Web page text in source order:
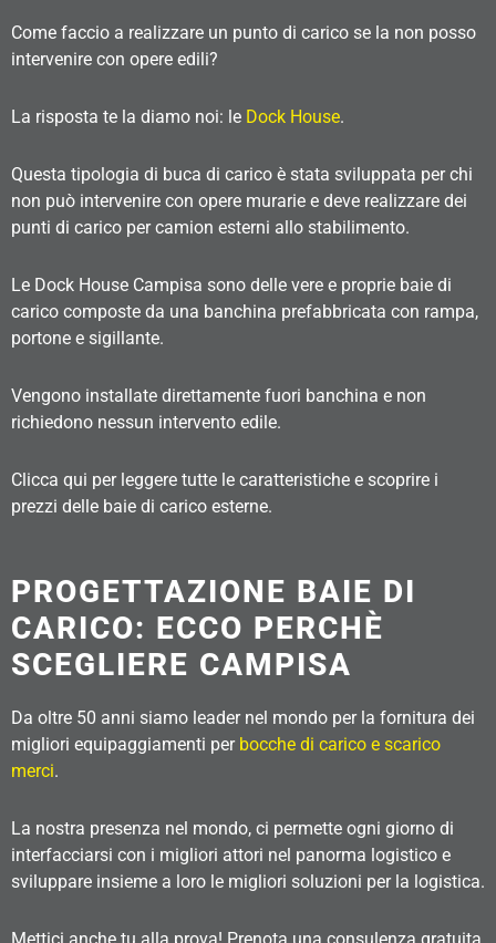
Come faccio a realizzare un punto di carico se la non posso
intervenire con opere edili?
La risposta te la diamo noi: le Dock House.
Questa tipologia di buca di carico è stata sviluppata per chi
non può intervenire con opere murarie e deve realizzare dei
punti di carico per camion esterni allo stabilimento.
Le Dock House Campisa sono delle vere e proprie baie di
carico composte da una banchina prefabbricata con rampa,
portone e sigillante.
Vengono installate direttamente fuori banchina e non
richiedono nessun intervento edile.
Clicca qui per leggere tutte le caratteristiche e scoprire i
prezzi delle baie di carico esterne.
PROGETTAZIONE BAIE DI
CARICO: ECCO PERCHÈ
SCEGLIERE CAMPISA
Da oltre 50 anni siamo leader nel mondo per la fornitura dei
migliori equipaggiamenti per bocche di carico e scarico
merci.
La nostra presenza nel mondo, ci permette ogni giorno di
interfacciarsi con i migliori attori nel panorma logistico e
sviluppare insieme a loro le migliori soluzioni per la logistica.